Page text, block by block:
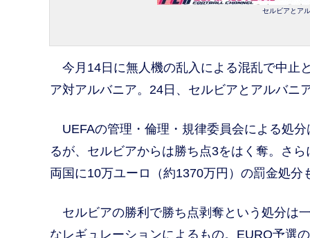
セルビアとア
今月14日に無人機の乱入による混乱で中止
ア対アルバニア。24日、セルビアとアルバニ
UEFAの管理・倫理・規律委員会による処
るが、セルビアからは勝ち点3をはく奪。さ
両国に10万ユーロ（約1370万円）の罰金処分
セルビアの勝利で勝ち点剥奪という処分は
なレギュレーションによるもの。EURO予選